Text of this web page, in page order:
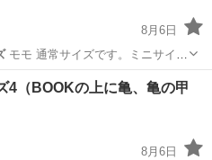
8月6日
モモ 通常サイズです。ミニサイ
おもちゃ スクイーズ
4（BOOKの上に亀、亀の甲
8月6日